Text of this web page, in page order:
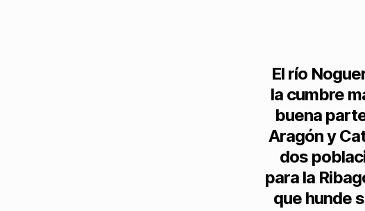
El río
la cumbre
buena
Aragón y
dos
para la
que hunde